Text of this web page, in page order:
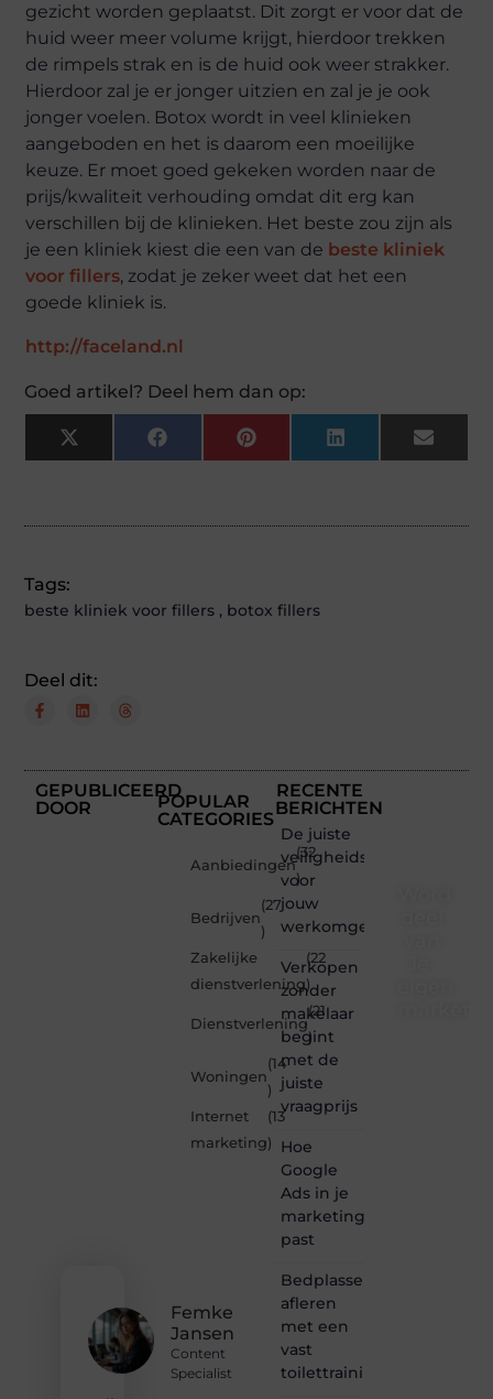
gezicht worden geplaatst. Dit zorgt er voor dat de
huid weer meer volume krijgt, hierdoor trekken
de rimpels strak en is de huid ook weer strakker.
Hierdoor zal je er jonger uitzien en zal je je ook
jonger voelen. Botox wordt in veel klinieken
aangeboden en het is daarom een moeilijke
keuze. Er moet goed gekeken worden naar de
prijs/kwaliteit verhouding omdat dit erg kan
verschillen bij de klinieken. Het beste zou zijn als
je een kliniek kiest die een van de beste kliniek
voor fillers, zodat je zeker weet dat het een
goede kliniek is.
http://faceland.nl
Goed artikel? Deel hem dan op:
X
(Twitter)
FacebookPinterestLinkedInEmail
Tags:
beste kliniek voor fillers , botox fillers
Deel dit:
GEPUBLICEERD
DOOR
Femke
Jansen
Content
Specialist
POPULAR
CATEGORIES
Aanbiedingen
(32
)
Bedrijven
(27
)
Zakelijke
dienstverlening
(22
)
Dienstverlening
(21
)
Woningen
(14
)
Internet
marketing
(13
)
RECENTE
BERICHTEN
De juiste
veiligheidsschoenen
voor
jouw
werkomgeving
Verkopen
zonder
makelaar
begint
met de
juiste
vraagprijs
Hoe
Google
Ads in je
marketingmix
past
Bedplassen
afleren
met een
vast
toilettrainingschema